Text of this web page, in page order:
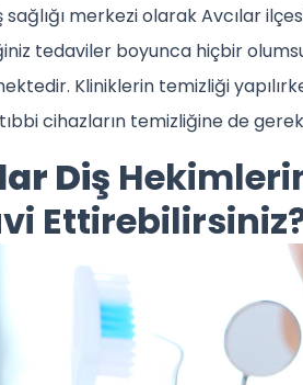
sağlığı merkezi olarak Avcılar
tedaviler boyunca hiçbir
Kliniklerin temizliği
cihazların temizliğine de
Diş